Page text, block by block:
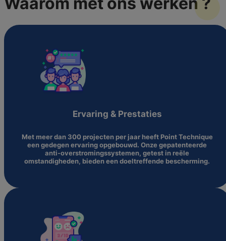
Ervaring & Prestaties
Met meer dan 300 projecten per jaar heeft Point Technique
een gedegen ervaring opgebouwd. Onze gepatenteerde
anti-overstromingssystemen, getest in reële
omstandigheden, bieden een doeltreffende bescherming.